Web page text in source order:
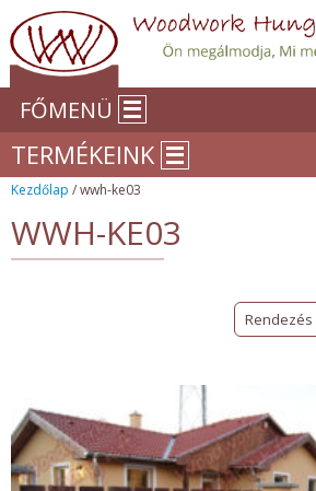
FŐMENÜ
Kezdőlap / wwh-ke03
WWH-KE03
TERMÉKEINK